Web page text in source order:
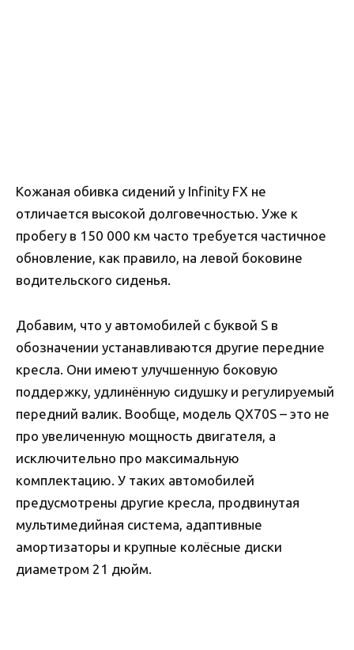
Кожаная обивка сидений у Infinity FX не
отличается высокой долговечностью. Уже к
пробегу в 150 000 км часто требуется частичное
обновление, как правило, на левой боковине
водительского сиденья.
Добавим, что у автомобилей с буквой S в
обозначении устанавливаются другие передние
кресла. Они имеют улучшенную боковую
поддержку, удлинённую сидушку и регулируемый
передний валик. Вообще, модель QX70S – это не
про увеличенную мощность двигателя, а
исключительно про максимальную
комплектацию. У таких автомобилей
предусмотрены другие кресла, продвинутая
мультимедийная система, адаптивные
амортизаторы и крупные колёсные диски
диаметром 21 дюйм.